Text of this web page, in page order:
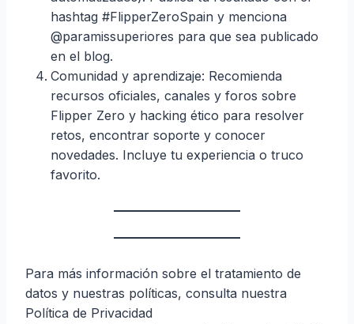
hashtag #FlipperZeroSpain y menciona
@paramissuperiores para que sea publicado
en el blog.
Comunidad y aprendizaje: Recomienda
recursos oficiales, canales y foros sobre
Flipper Zero y hacking ético para resolver
retos, encontrar soporte y conocer
novedades. Incluye tu experiencia o truco
favorito.
Para más información sobre el tratamiento de
datos y nuestras políticas, consulta nuestra
Política de Privacidad